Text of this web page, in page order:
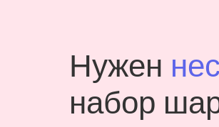
Нужен
набор